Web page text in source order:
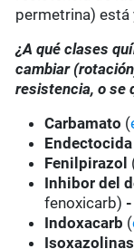
permetrina) está
¿A qué clases
cambiar
resistencia, o se
Carbamato (
Fenilpirazol
Inhibor del
fenoxicarb) -
Indoxacarb (
Isoxazolinas